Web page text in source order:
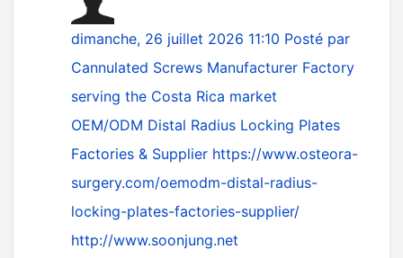
dimanche, 26 juillet 2026 11:10 Posté par
Cannulated Screws Manufacturer Factory
serving the Costa Rica market
OEM/ODM Distal Radius Locking Plates
Factories & Supplier https://www.osteora-
surgery.com/oemodm-distal-radius-
locking-plates-factories-supplier/
http://www.soonjung.net